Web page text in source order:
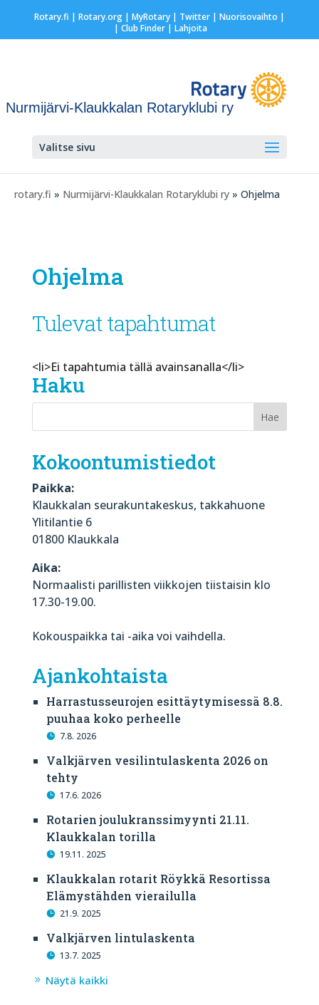
Rotary.fi | Rotary.org| MyRotary| Twitter| Nuorisovaihto |
| Club Finder| Lahjoita
Nurmijärvi-Klaukkalan Rotaryklubi ry
Valitse sivu
rotary.fi » Nurmijärvi-Klaukkalan Rotaryklubi ry » Ohjelma
Ohjelma
Tulevat tapahtumat
<li>Ei tapahtumia tällä avainsanalla</li>
Haku
Kokoontumistiedot
Paikka:
Klaukkalan seurakuntakeskus, takkahuone
Ylitilantie 6
01800 Klaukkala
Aika:
Normaalisti parillisten viikkojen tiistaisin klo
17.30-19.00.
Kokouspaikka tai -aika voi vaihdella.
Ajankohtaista
Harrastusseurojen esittäytymisessä 8.8.
puuhaa koko perheelle
7.8. 2026
Valkjärven vesilintulaskenta 2026 on
tehty
17.6. 2026
Rotarien joulukranssimyynti 21.11.
Klaukkalan torilla
19.11. 2025
Klaukkalan rotarit Röykkä Resortissa
Elämystähden vierailulla
21.9. 2025
Valkjärven lintulaskenta
13.7. 2025
Näytä kaikki